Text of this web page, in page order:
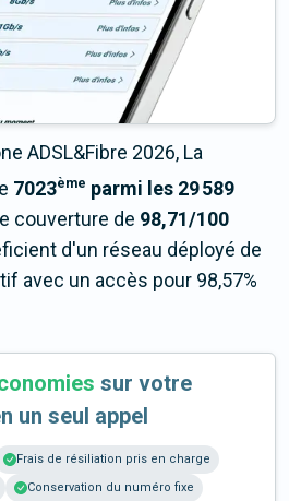
ADSL&Fibre 2026, La
7023ème parmi les 29 589
couverture de 98,71/100
d'un réseau déployé de
avec un accès pour 98,57%
sur votre
un seul appel
Frais de résiliation pris en charge
Conservation du numéro fixe